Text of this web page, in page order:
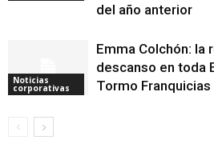
del año anterior
Noticias
corporativas
Emma Colchón: la
descanso en toda
Tormo